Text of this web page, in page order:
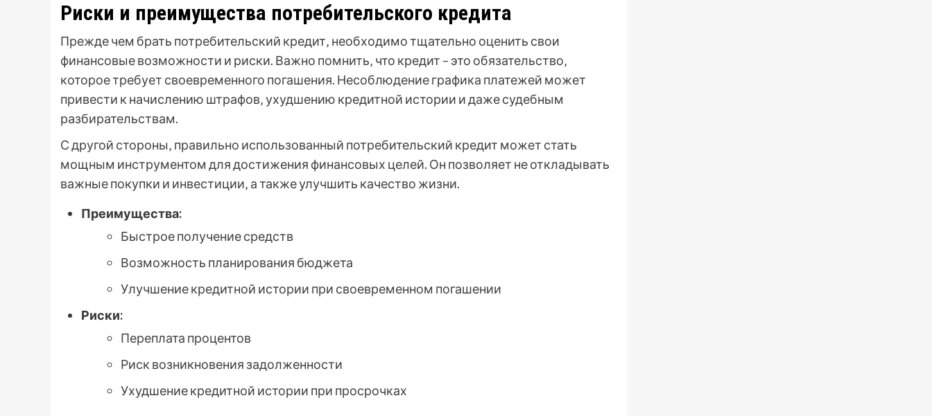
Риски и преимущества потребительского кредита
Прежде чем брать потребительский кредит‚ необходимо тщательно оценить свои
финансовые возможности и риски. Важно помнить‚ что кредит – это обязательство‚
которое требует своевременного погашения. Несоблюдение графика платежей может
привести к начислению штрафов‚ ухудшению кредитной истории и даже судебным
разбирательствам.
С другой стороны‚ правильно использованный потребительский кредит может стать
мощным инструментом для достижения финансовых целей. Он позволяет не откладывать
важные покупки и инвестиции‚ а также улучшить качество жизни.
Преимущества:
Быстрое получение средств
Возможность планирования бюджета
Улучшение кредитной истории при своевременном погашении
Риски:
Переплата процентов
Риск возникновения задолженности
Ухудшение кредитной истории при просрочках